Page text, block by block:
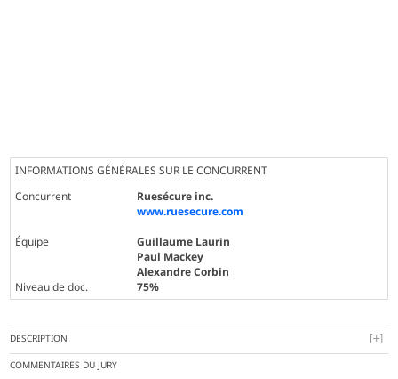
INFORMATIONS GÉNÉRALES SUR LE CONCURRENT
Concurrent
Ruesécure inc.
www.ruesecure.com
Équipe
Guillaume Laurin
Paul Mackey
Alexandre Corbin
Niveau de doc.
75%
DESCRIPTION
COMMENTAIRES DU JURY